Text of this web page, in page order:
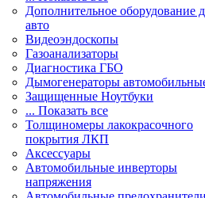
Дополнительное оборудование
авто
Видеоэндоскопы
Газоанализаторы
Диагностика ГБО
Дымогенераторы
Защищенные Ноутбуки
... Показать все
Толщиномеры лакокрасочного
покрытия ЛКП
Аксессуары
Автомобильные инверторы
напряжения